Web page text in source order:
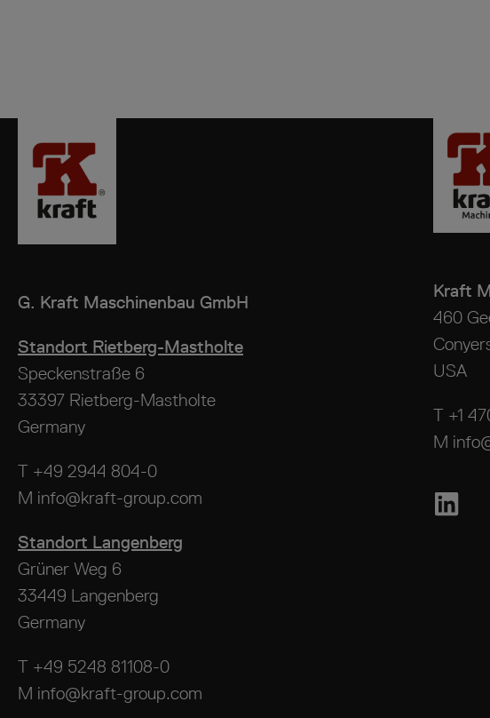
G. Kraft Maschinenbau GmbH
Standort Rietberg-Mastholte
Speckenstraße 6
33397 Rietberg-Mastholte
Germany
T +49 2944 804-0
M info@kraft-group.com
Standort Langenberg
Grüner Weg 6
33449 Langenberg
Germany
T +49 5248 81108-0
M info@kraft-group.com
Kraft
460
USA
T +1
M